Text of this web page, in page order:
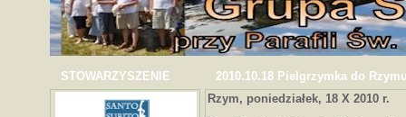
STOWARZYSZENIE
2010.10.18 Pielgrzymka do
Rzym, poniedziałek, 18 X 2010 r.